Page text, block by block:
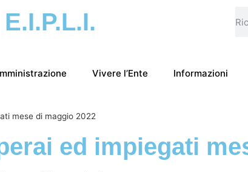
E.I.P.L.I.
Vivere l’Ente Informazioni
mese di maggio 2022
ed impiegati